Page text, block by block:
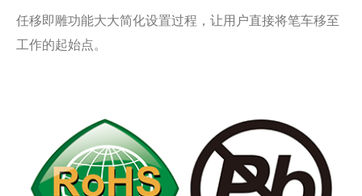
任移即雕功能大大简化设置过程，让用户直接将笔车移至
工作的起始点。